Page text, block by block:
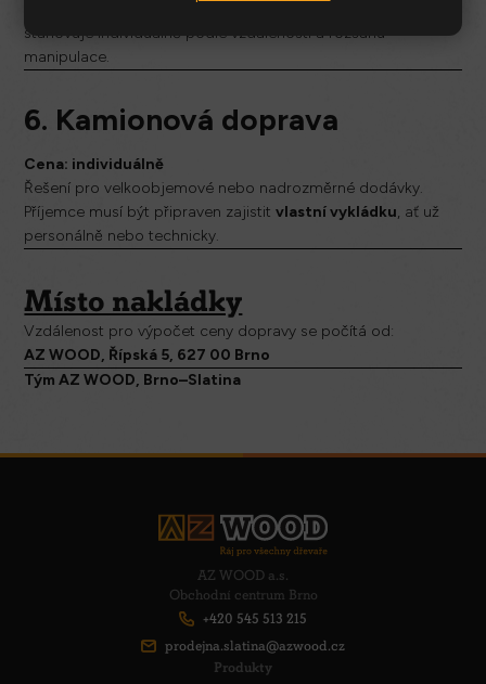
stanovuje individuálně podle vzdálenosti a rozsahu
manipulace.
6. Kamionová doprava
Cena: individuálně
Řešení pro velkoobjemové nebo nadrozměrné dodávky.
Příjemce musí být připraven zajistitvlastní vykládku, ať už
personálně nebo technicky.
Místo nakládky
Vzdálenost pro výpočet ceny dopravy se počítá od:
AZ WOOD, Řípská 5, 627 00 Brno
Tým AZ WOOD, Brno–Slatina
AZ WOOD a.s.
Obchodní centrum Brno
+420 545 513 215
prodejna.slatina@azwood.cz
Produkty